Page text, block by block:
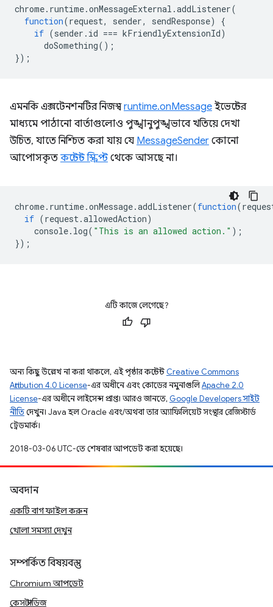
chrome. runtime.onMessageExternal .addListener(
function(request, sender, sendResponse)
{
if (sender . id === kFriendlyExtensionId)
doSomething();
});
এমনকি এক্সটেনশনটির নিজস্বruntime.onMessage ইভেন্টের
মাধ্যমে পাঠানো বার্তাগুলোও পুঙ্খানুপুঙ্খভাবে খতিয়ে দেখা
উচিত, যাতে নিশ্চিত করা যায় যে MessageSender কোনো
আপোসকৃত কন্টেন্ট স্ক্রিপ্টথেকে আসছে না।
chrome. runtime.onMessage.addListener(function(
if (request.allowedAction)
console. log( "This is an allowed action." );
});
এটি কাজে লেগেছে?
অন্য কিছু উল্লেখ না করা থাকলে, এই পৃষ্ঠার কন্টেন্ট Creative Commons
Attribution 4.0 License-এর অধীনে এবং কোডের নমুনাগুলিApache 2.0
License-এর অধীনে লাইসেন্স প্রাপ্ত। আরও জানতে, Google Developers সাইট
নীতিদেখুন। Java হল Oracle এবং/অথবা তার অ্যাফিলিয়েট সংস্থার রেজিস্টার্ড
ট্রেডমার্ক।
2018-03-06 UTC-তে শেষবার আপডেট করা হয়েছে।
অবদান
একটি বাগ ফাইল করুন
খোলা সমস্যা দেখুন
সম্পর্কিত বিষয়বস্তু
Chromium আপডেট
কেস স্টাডিজ